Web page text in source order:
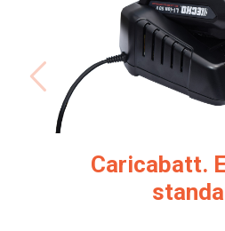
Caricabatt.